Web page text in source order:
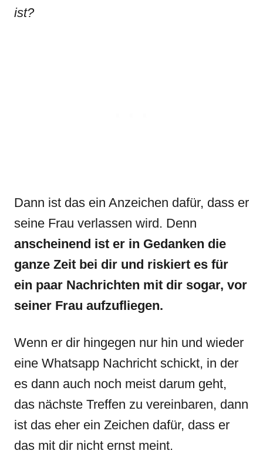
ist?
Dann ist das ein Anzeichen dafür, dass er
seine Frau verlassen wird. Denn
anscheinend ist er in Gedanken die
ganze Zeit bei dir und riskiert es für
ein paar Nachrichten mit dir sogar, vor
seiner Frau aufzufliegen.
Wenn er dir hingegen nur hin und wieder
eine Whatsapp Nachricht schickt, in der
es dann auch noch meist darum geht,
das nächste Treffen zu vereinbaren, dann
ist das eher ein Zeichen dafür, dass er
das mit dir nicht ernst meint.